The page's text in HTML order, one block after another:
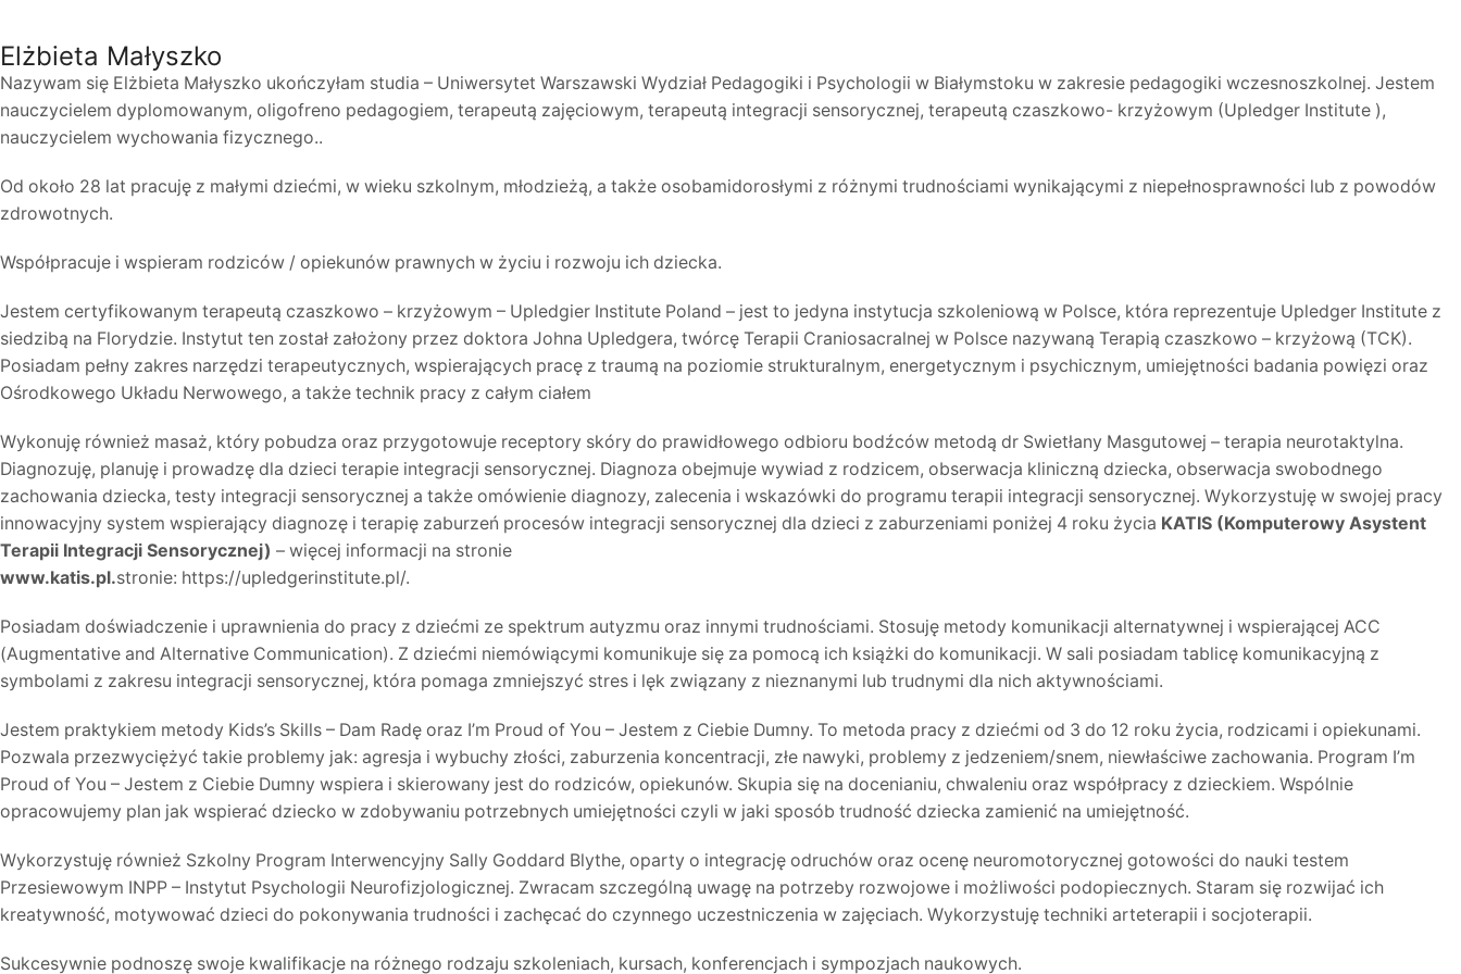
Elżbieta Małyszko
Nazywam się Elżbieta Małyszko ukończyłam studia – Uniwersytet Warszawski Wydział Pedagogiki i Psychologii w Białymstoku w zakresie pedagogiki wczesnoszkolnej. Jestem
nauczycielem dyplomowanym, oligofreno pedagogiem, terapeutą zajęciowym, terapeutą integracji sensorycznej, terapeutą czaszkowo- krzyżowym (Upledger Institute ),
nauczycielem wychowania fizycznego..
Od około 28 lat pracuję z małymi dziećmi, w wieku szkolnym, młodzieżą, a także osobamidorosłymi z różnymi trudnościami wynikającymi z niepełnosprawności lub z powodów
zdrowotnych.
Współpracuje i wspieram rodziców / opiekunów prawnych w życiu i rozwoju ich dziecka.
Jestem certyfikowanym terapeutą czaszkowo – krzyżowym – Upledgier Institute Poland – jest to jedyna instytucja szkoleniową w Polsce, która reprezentuje Upledger Institute z
siedzibą na Florydzie. Instytut ten został założony przez doktora Johna Upledgera, twórcę Terapii Craniosacralnej w Polsce nazywaną Terapią czaszkowo – krzyżową (TCK).
Posiadam pełny zakres narzędzi terapeutycznych, wspierających pracę z traumą na poziomie strukturalnym, energetycznym i psychicznym, umiejętności badania powięzi oraz
Ośrodkowego Układu Nerwowego, a także technik pracy z całym ciałem
Wykonuję również masaż, który pobudza oraz przygotowuje receptory skóry do prawidłowego odbioru bodźców metodą dr Swietłany Masgutowej – terapia neurotaktylna.
Diagnozuję, planuję i prowadzę dla dzieci terapie integracji sensorycznej. Diagnoza obejmuje wywiad z rodzicem, obserwacja kliniczną dziecka, obserwacja swobodnego
zachowania dziecka, testy integracji sensorycznej a także omówienie diagnozy, zalecenia i wskazówki do programu terapii integracji sensorycznej. Wykorzystuję w swojej pracy
innowacyjny system wspierający diagnozę i terapię zaburzeń procesów integracji sensorycznej dla dzieci z zaburzeniami poniżej 4 roku życia KATIS (Komputerowy Asystent
Terapii Integracji Sensorycznej) – więcej informacji na stronie
www.katis.pl.stronie: https://upledgerinstitute.pl/.
Posiadam doświadczenie i uprawnienia do pracy z dziećmi ze spektrum autyzmu oraz innymi trudnościami. Stosuję metody komunikacji alternatywnej i wspierającej ACC
(Augmentative and Alternative Communication). Z dziećmi niemówiącymi komunikuje się za pomocą ich książki do komunikacji. W sali posiadam tablicę komunikacyjną z
symbolami z zakresu integracji sensorycznej, która pomaga zmniejszyć stres i lęk związany z nieznanymi lub trudnymi dla nich aktywnościami.
Jestem praktykiem metody Kids’s Skills – Dam Radę oraz I’m Proud of You – Jestem z Ciebie Dumny. To metoda pracy z dziećmi od 3 do 12 roku życia, rodzicami i opiekunami.
Pozwala przezwyciężyć takie problemy jak: agresja i wybuchy złości, zaburzenia koncentracji, złe nawyki, problemy z jedzeniem/snem, niewłaściwe zachowania. Program I’m
Proud of You – Jestem z Ciebie Dumny wspiera i skierowany jest do rodziców, opiekunów. Skupia się na docenianiu, chwaleniu oraz współpracy z dzieckiem. Wspólnie
opracowujemy plan jak wspierać dziecko w zdobywaniu potrzebnych umiejętności czyli w jaki sposób trudność dziecka zamienić na umiejętność.
Wykorzystuję również Szkolny Program Interwencyjny Sally Goddard Blythe, oparty o integrację odruchów oraz ocenę neuromotorycznej gotowości do nauki testem
Przesiewowym INPP – Instytut Psychologii Neurofizjologicznej. Zwracam szczególną uwagę na potrzeby rozwojowe i możliwości podopiecznych. Staram się rozwijać ich
kreatywność, motywować dzieci do pokonywania trudności i zachęcać do czynnego uczestniczenia w zajęciach. Wykorzystuję techniki arteterapii i socjoterapii.
Sukcesywnie podnoszę swoje kwalifikacje na różnego rodzaju szkoleniach, kursach, konferencjach i sympozjach naukowych.